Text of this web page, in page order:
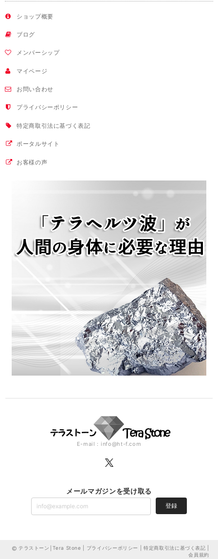
ショップ概要
ブログ
メンバーシップ
マイページ
お問い合わせ
プライバシーポリシー
特定商取引法に基づく表記
ポータルサイト
お客様の声
E-mail： info@ht-f.com
メールマガジンを受け取る
登録
テラストーン│Tera Stone | プライバシーポリシー |特定商取引法に基づく表記
会員規約